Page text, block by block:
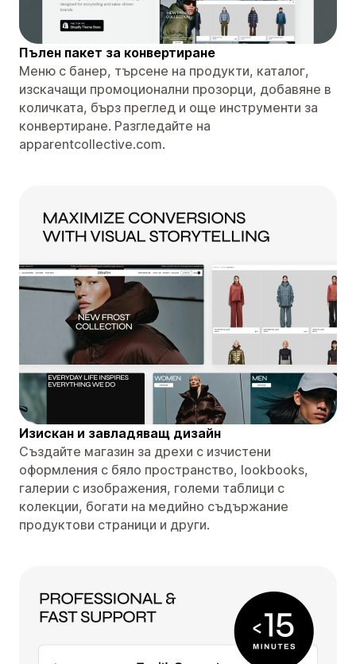
Пълен пакет за конвертиране
Меню с банер, търсене на продукти, каталог,
изскачащи промоционални прозорци, добавяне в
количката, бърз преглед и още инструменти за
конвертиране. Разгледайте на
apparentcollective.com.
Изискан и завладяващ дизайн
Създайте магазин за дрехи с изчистени
оформления с бяло пространство, lookbooks,
галерии с изображения, големи таблици с
колекции, богати на медийно съдържание
продуктови страници и други.